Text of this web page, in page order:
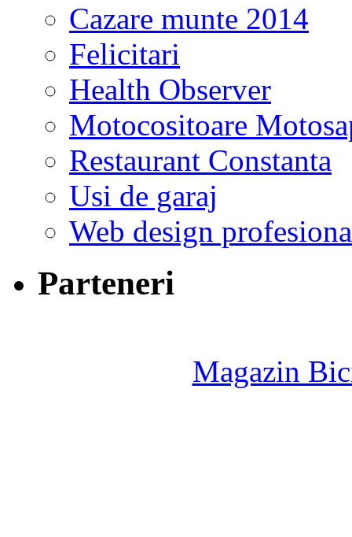
Cazare munte 2014
Felicitari
Health Observer
Motocositoare
Restaurant Constanta
Usi de garaj
Web design
Parteneri
Magazin